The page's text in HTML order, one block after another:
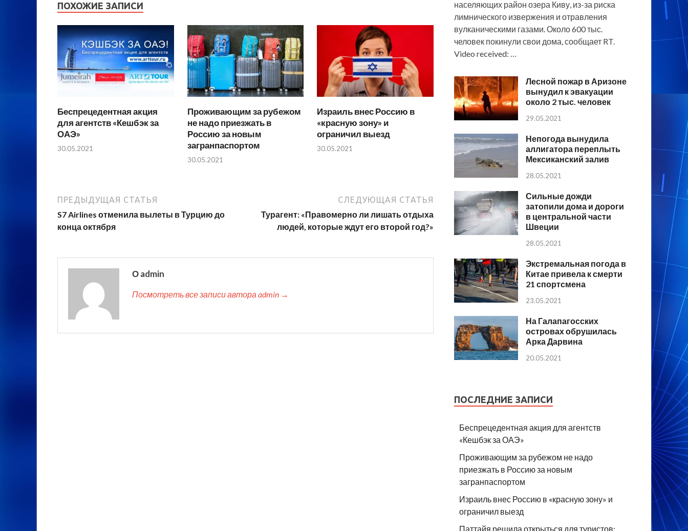
ПОХОЖИЕ ЗАПИСИ
Беспрецедентная акция
для агентств «Кешбэк за
ОАЭ»
30.05.2021
Проживающим за рубежом
не надо приезжать в
Россию за новым
загранпаспортом
30.05.2021
Израиль внес Россию в
«красную зону» и
ограничил выезд
30.05.2021
ПРЕДЫДУЩАЯ СТАТЬЯ
S7 Airlines отменила вылеты в Турцию до
конца октября
СЛЕДУЮЩАЯ СТАТЬЯ
Турагент: «Правомерно ли лишать отдыха
людей, которые ждут его второй год?»
О admin
Посмотреть все записи автора admin →
населяющих район озера Киву, из-за риска
лимнического извержения и отравления
вулканическими газами. Около 600 тыс.
человек покинули свои дома, сообщает RT.
Video received: …
Лесной пожар в Аризоне
вынудил к эвакуации
около 2 тыс. человек
29.05.2021
Непогода вынудила
аллигатора переплыть
Мексиканский залив
28.05.2021
Сильные дожди
затопили дома и дороги
в центральной части
Швеции
28.05.2021
Экстремальная погода в
Китае привела к смерти
21 спортсмена
23.05.2021
На Галапагосских
островах обрушилась
Арка Дарвина
20.05.2021
ПОСЛЕДНИЕ ЗАПИСИ
Беспрецедентная акция для агентств
«Кешбэк за ОАЭ»
Проживающим за рубежом не надо
приезжать в Россию за новым
загранпаспортом
Израиль внес Россию в «красную зону» и
ограничил выезд
Паттайя решила открыться для туристов: